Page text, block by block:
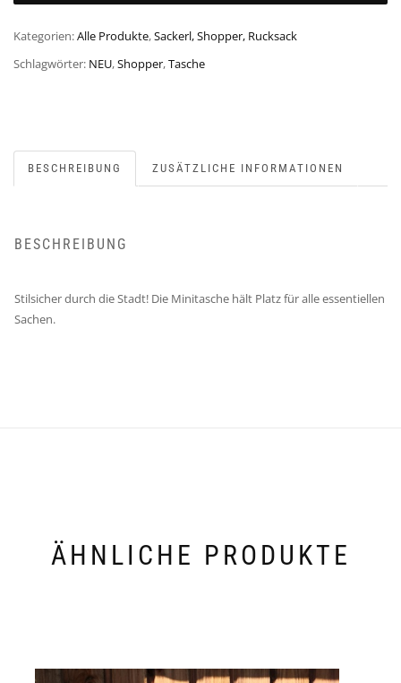
Kategorien:Alle Produkte,Sackerl, Shopper, Rucksack
Schlagwörter: NEU,Shopper,Tasche
BESCHREIBUNG ZUSÄTZLICHE INFORMATIONEN
BESCHREIBUNG
Stilsicher durch die Stadt! Die Minitasche hält Platz für alle essentiellen
Sachen.
ÄHNLICHE PRODUKTE